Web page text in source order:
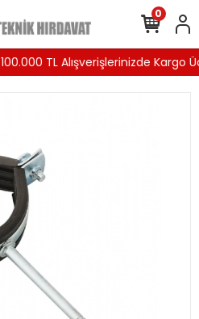
100.000 TL Alışverişlerinizde Kargo
0